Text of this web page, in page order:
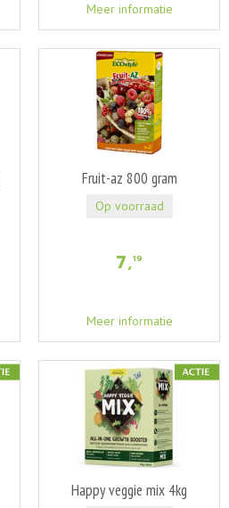
Meer informatie
Fruit-az 800 gram
7,19
Meer informatie
Op voorraad
Happy veggie mix 4kg